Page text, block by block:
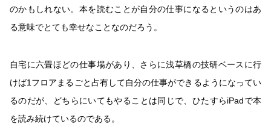
のかもしれない。本を読むことが自分の仕事になるというのはあ
る意味でとても幸せなことなのだろう。
自宅に六畳ほどの仕事場があり、さらに浅草橋の技研ベースに行
けば1フロアまるごと占有して自分の仕事ができるようになってい
るのだが、どちらにいてもやることは同じで、ひたすらiPadで本
を読み続けているのである。